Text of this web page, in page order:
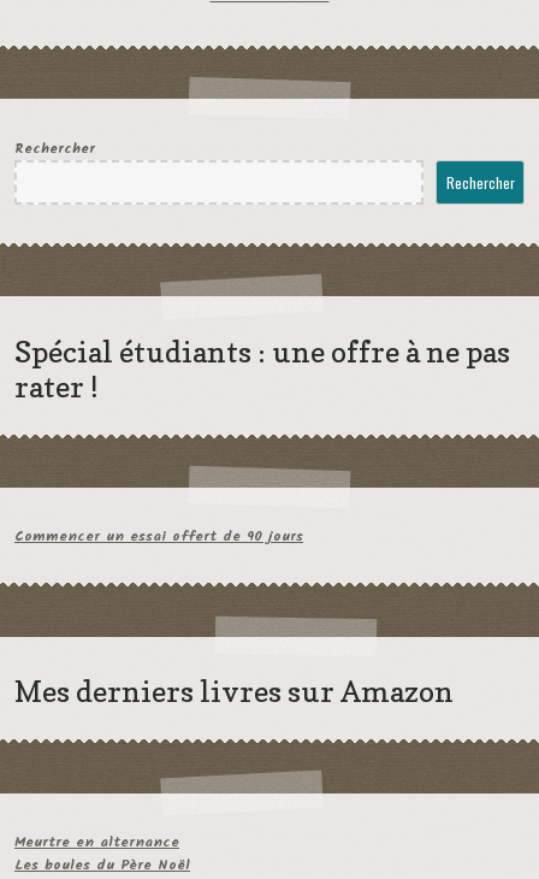
Rechercher
Rechercher
Spécial étudiants : une offre à ne pas
rater !
Commencer un essai offert de 90 jours
Mes derniers livres sur Amazon
Meurtre en alternance
Les boules du Père Noël